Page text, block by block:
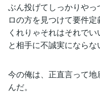
ぶん投げてしっかりや
ロの方を見つけて要件
くれりゃそれはそれで
と相手に不誠実にならな
今の俺は、正直言って
んだ。